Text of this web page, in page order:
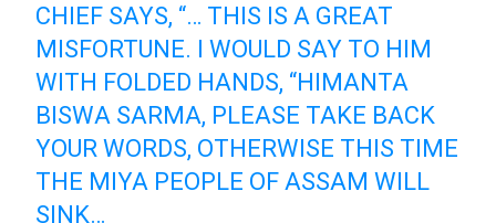
CHIEF SAYS, “… THIS IS A GREAT
MISFORTUNE. I WOULD SAY TO HIM
WITH FOLDED HANDS, “HIMANTA
BISWA SARMA, PLEASE TAKE BACK
YOUR WORDS, OTHERWISE THIS TIME
THE MIYA PEOPLE OF ASSAM WILL
SINK…